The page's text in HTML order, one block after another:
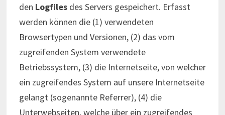
den Logfiles des Servers gespeichert. Erfasst
werden können die (1) verwendeten
Browsertypen und Versionen, (2) das vom
zugreifenden System verwendete
Betriebssystem, (3) die Internetseite, von welcher
ein zugreifendes System auf unsere Internetseite
gelangt (sogenannte Referrer), (4) die
Unterwebseiten, welche über ein zugreifendes